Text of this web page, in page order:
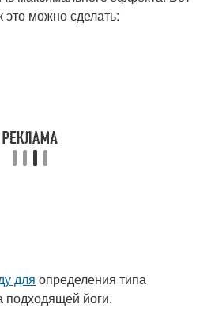
это можно сделать:
для определения типа
подходящей йоги.